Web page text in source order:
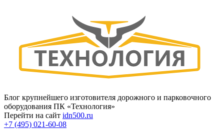
Блог крупнейшего изготовителя дорожного и парковочного
оборудования ПК «Технология»
Перейти на сайт idn500.ru
+7 (495) 021-60-08